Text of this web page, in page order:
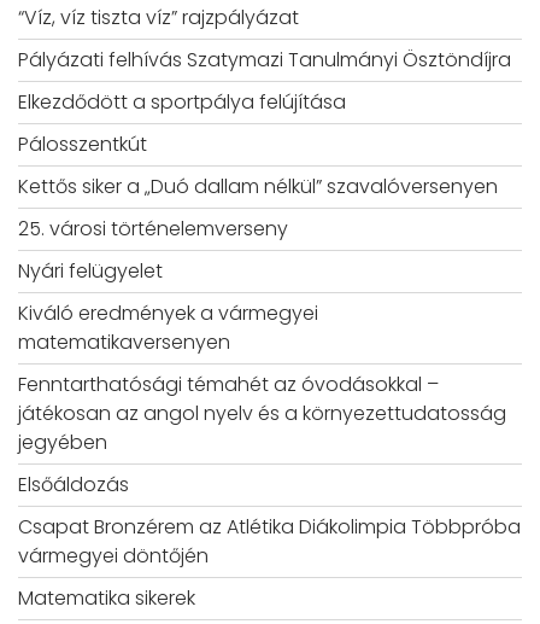
“Víz, víz tiszta víz” rajzpályázat
Pályázati felhívás Szatymazi Tanulmányi Ösztöndíjra
Elkezdődött a sportpálya felújítása
Pálosszentkút
Kettős siker a „Duó dallam nélkül” szavalóversenyen
25. városi történelemverseny
Nyári felügyelet
Kiváló eredmények a vármegyei
matematikaversenyen
Fenntarthatósági témahét az óvodásokkal –
játékosan az angol nyelv és a környezettudatosság
jegyében
Elsőáldozás
Csapat Bronzérem az Atlétika Diákolimpia Többpróba
vármegyei döntőjén
Matematika sikerek